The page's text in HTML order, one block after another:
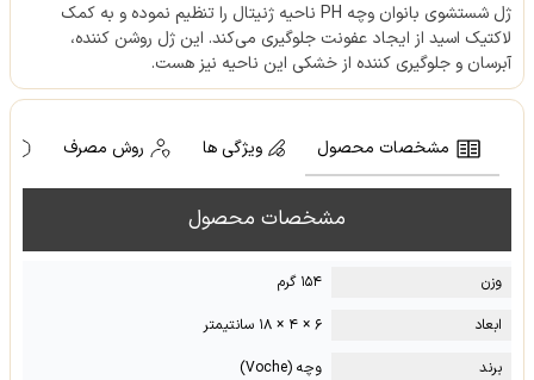
ژل شستشوی بانوان وچه PH ناحیه ژنیتال را تنظیم نموده و به کمک
لاکتیک اسید از ایجاد عفونت جلوگیری می‌کند. این ژل روشن کننده،
آبرسان و جلوگیری کننده از خشکی این ناحیه نیز هست.
مشخصات محصول ویژگی ها روش مصرف
مشخصات محصول
وزن
۱۵۴ گرم
ابعاد
۶ × ۴ × ۱۸ سانتیمتر
برند
وچه (Voche)